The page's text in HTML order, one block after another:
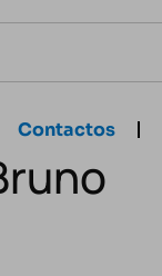
Contactos